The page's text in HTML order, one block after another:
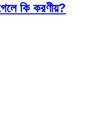
কি করণীয়?